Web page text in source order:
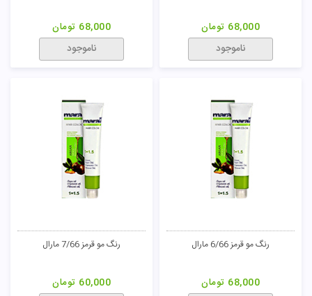
68,000 تومان
ناموجود
68,000 تومان
ناموجود
رنگ مو قرمز 6/66 مارال
68,000 تومان
رنگ مو قرمز 7/66 مارال
60,000 تومان